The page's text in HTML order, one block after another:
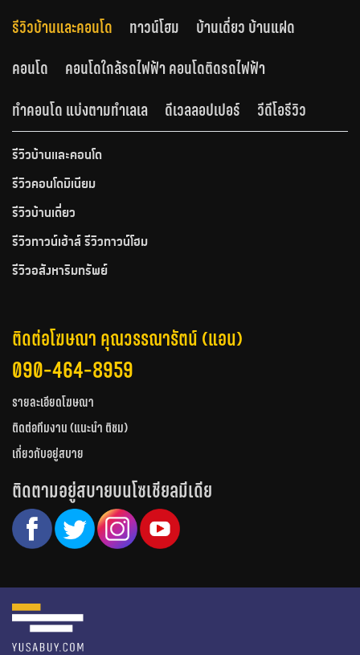
รีวิวบ้านและคอนโด ทาวน์โฮม
บ้านเดี่ยว บ้านแฝด
คอนโด
คอนโดใกล้รถไฟฟ้า คอนโดติดรถไฟฟ้า
ทำคอนโด แบ่งตามทำเลเล
ดีเวลลอปเปอร์ วีดีโอรีวิว
รีวิวบ้านและคอนโด
รีวิวคอนโดมิเนียม
รีวิวบ้านเดี่ยว
รีวิวทาวน์เฮ้าส์ รีวิวทาวน์โฮม
รีวิวอสังหาริมทรัพย์
ติดต่อโฆษณา คุณวรรณารัตน์ (แอน)
090-464-8959
รายละเอียดโฆษณา
ติดต่อทีมงาน (แนะนำ ติชม)
เกี่ยวกับอยู่สบาย
ติดตามอยู่สบายบนโซเชียลมีเดีย